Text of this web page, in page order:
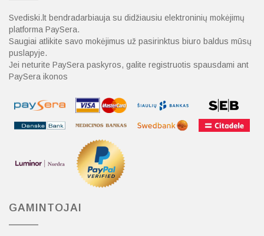
Svediski.lt bendradarbiauja su didžiausiu elektroninių mokėjimų
platforma PaySera.
Saugiai atlikite savo mokėjimus už pasirinktus biuro baldus mūsų
puslapyje.
Jei neturite PaySera paskyros, galite registruotis spausdami ant
PaySera ikonos
GAMINTOJAI